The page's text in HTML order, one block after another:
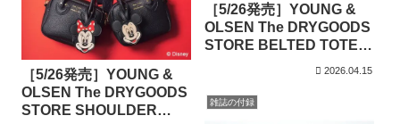
［5/26発売］YOUNG &
OLSEN The DRYGOODS
STORE BELTED TOTE
2026.04.15
［5/26発売］YOUNG &
OLSEN The DRYGOODS
STORE SHOULDER
雑誌の付録